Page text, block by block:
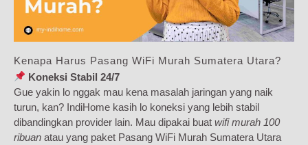
Kenapa Harus Pasang WiFi Murah Sumatera Utara?
Koneksi Stabil 24/7
Gue yakin lo nggak mau kena masalah jaringan yang naik
turun, kan? IndiHome kasih lo koneksi yang lebih stabil
dibandingkan provider lain. Mau dipakai buat wifi murah 100
ribuan atau yang paket Pasang WiFi Murah Sumatera Utara